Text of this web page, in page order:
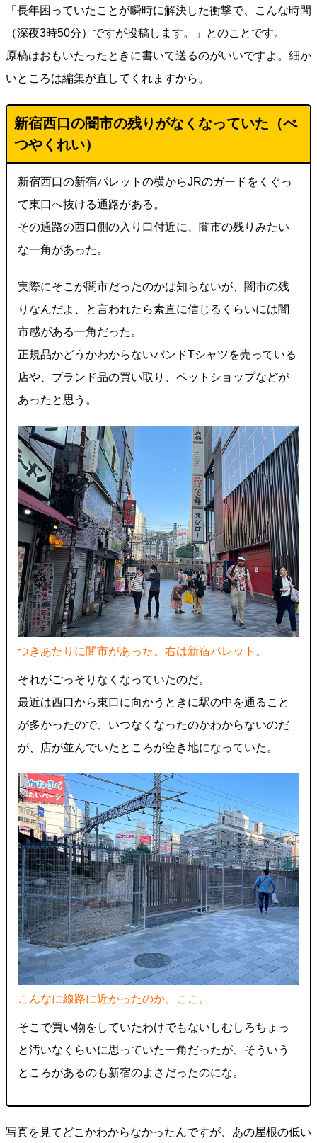
「長年困っていたことが瞬時に解決した衝撃で、こんな時間
（深夜3時50分）ですが投稿します。」とのことです。
原稿はおもいたったときに書いて送るのがいいですよ。細か
いところは編集が直してくれますから。
新宿西口の闇市の残りがなくなっていた（べ
つやくれい）
新宿西口の新宿パレットの横からJRのガードをくぐっ
て東口へ抜ける通路がある。
その通路の西口側の入り口付近に、闇市の残りみたい
な一角があった。
実際にそこが闇市だったのかは知らないが、闇市の残
りなんだよ、と言われたら素直に信じるくらいには闇
市感がある一角だった。
正規品かどうかわからないバンドTシャツを売っている
店や、ブランド品の買い取り、ペットショップなどが
あったと思う。
つきあたりに闇市があった。右は新宿パレット。
それがごっそりなくなっていたのだ。
最近は西口から東口に向かうときに駅の中を通ること
が多かったので、いつなくなったのかわからないのだ
が、店が並んでいたところが空き地になっていた。
こんなに線路に近かったのか、ここ。
そこで買い物をしていたわけでもないしむしろちょっ
と汚いなくらいに思っていた一角だったが、そういう
ところがあるのも新宿のよさだったのにな。
写真を見てどこかわからなかったんですが、あの屋根の低い